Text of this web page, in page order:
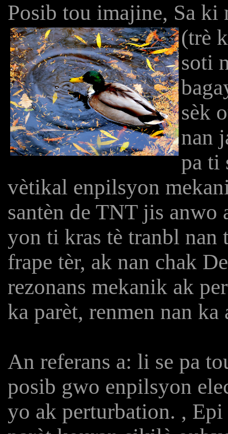
Posib tou imajine, Sa
(trè
soti
sèk
nan
pa ti
vètikal enpilsyon
santèn de TNT jis anwo
yon ti kras tè tranbl nan
frape tèr, ak nan chak
rezonans mekanik ak
ka parèt, renmen nan ka
An referans a: li se pa
posib gwo enpilsyon
yo ak perturbation. ,